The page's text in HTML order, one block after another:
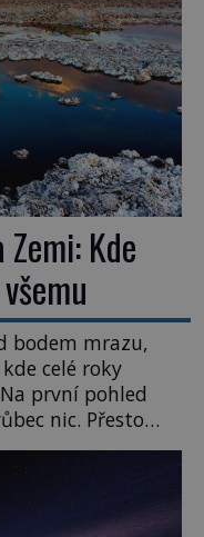
Kde
bodem mrazu,
celé roky
první pohled
nic. Přesto
které
nález mění